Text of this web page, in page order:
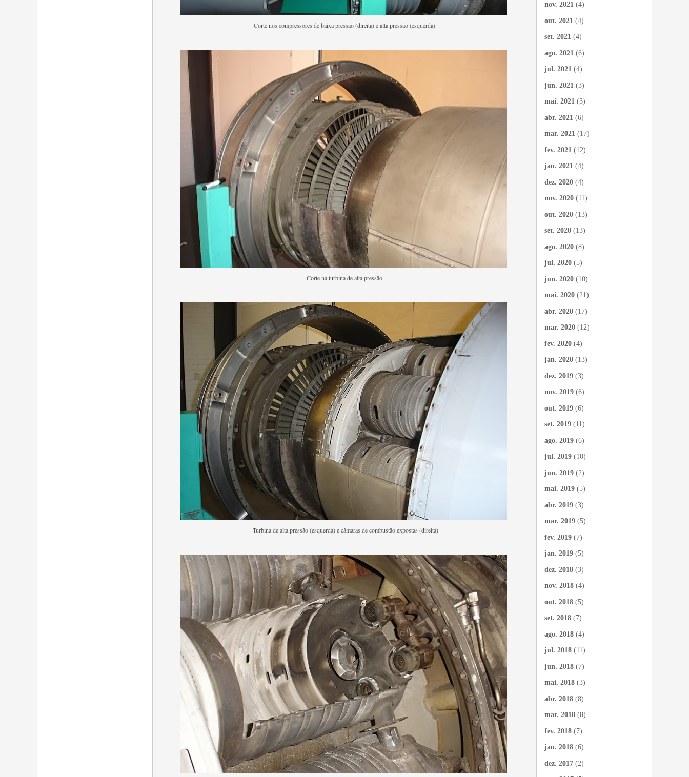
Corte nos compressores de baixa pressão (direita) e alta pressão (esquerda)
Corte na turbina de alta pressão
Turbina de alta pressão (esquerda) e câmaras de combustão expostas (direita)
nov. 2021 (4)
out. 2021 (4)
set. 2021 (4)
ago. 2021 (6)
jul. 2021 (4)
jun. 2021 (3)
mai. 2021 (3)
abr. 2021 (6)
mar. 2021 (17)
fev. 2021 (12)
jan. 2021 (4)
dez. 2020 (4)
nov. 2020 (11)
out. 2020 (13)
set. 2020 (13)
ago. 2020 (8)
jul. 2020 (5)
jun. 2020 (10)
mai. 2020 (21)
abr. 2020 (17)
mar. 2020 (12)
fev. 2020 (4)
jan. 2020 (13)
dez. 2019 (3)
nov. 2019 (6)
out. 2019 (6)
set. 2019 (11)
ago. 2019 (6)
jul. 2019 (10)
jun. 2019 (2)
mai. 2019 (5)
abr. 2019 (3)
mar. 2019 (5)
fev. 2019 (7)
jan. 2019 (5)
dez. 2018 (3)
nov. 2018 (4)
out. 2018 (5)
set. 2018 (7)
ago. 2018 (4)
jul. 2018 (11)
jun. 2018 (7)
mai. 2018 (3)
abr. 2018 (8)
mar. 2018 (8)
fev. 2018 (7)
jan. 2018 (6)
dez. 2017 (2)